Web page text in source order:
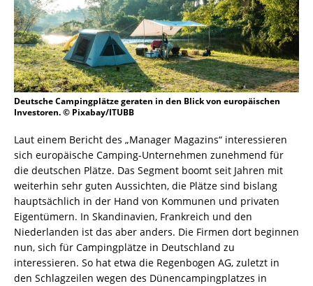
Deutsche Campingplätze geraten in den Blick von europäischen
Investoren. © Pixabay/ITUBB
Laut einem Bericht des „Manager Magazins“ interessieren
sich europäische Camping-Unternehmen zunehmend für
die deutschen Plätze. Das Segment boomt seit Jahren mit
weiterhin sehr guten Aussichten, die Plätze sind bislang
hauptsächlich in der Hand von Kommunen und privaten
Eigentümern. In Skandinavien, Frankreich und den
Niederlanden ist das aber anders. Die Firmen dort beginnen
nun, sich für Campingplätze in Deutschland zu
interessieren. So hat etwa die Regenbogen AG, zuletzt in
den Schlagzeilen wegen des Dünencampingplatzes in